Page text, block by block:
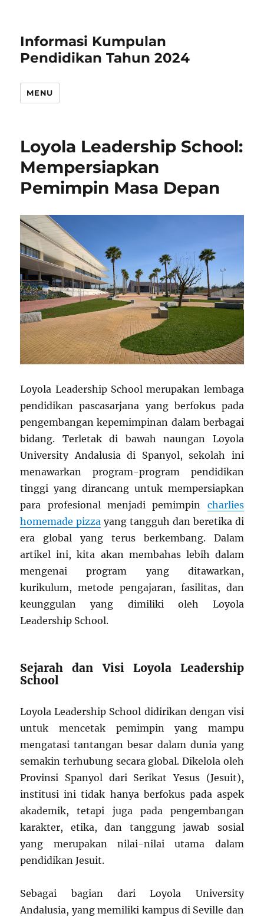
Informasi Kumpulan
Pendidikan Tahun 2024
MENU
Loyola Leadership School:
Mempersiapkan
Pemimpin Masa Depan
Loyola Leadership School merupakan lembaga
pendidikan pascasarjana yang berfokus pada
pengembangan kepemimpinan dalam berbagai
bidang. Terletak di bawah naungan Loyola
University Andalusia di Spanyol, sekolah ini
menawarkan program-program pendidikan
tinggi yang dirancang untuk mempersiapkan
para profesional menjadi pemimpin charlies
homemade pizza yang tangguh dan beretika di
era global yang terus berkembang. Dalam
artikel ini, kita akan membahas lebih dalam
mengenai program yang ditawarkan,
kurikulum, metode pengajaran, fasilitas, dan
keunggulan yang dimiliki oleh Loyola
Leadership School.
Sejarah dan Visi Loyola Leadership
School
Loyola Leadership School didirikan dengan visi
untuk mencetak pemimpin yang mampu
mengatasi tantangan besar dalam dunia yang
semakin terhubung secara global. Dikelola oleh
Provinsi Spanyol dari Serikat Yesus (Jesuit),
institusi ini tidak hanya berfokus pada aspek
akademik, tetapi juga pada pengembangan
karakter, etika, dan tanggung jawab sosial
yang merupakan nilai-nilai utama dalam
pendidikan Jesuit.
Sebagai bagian dari Loyola University
Andalusia, yang memiliki kampus di Seville dan